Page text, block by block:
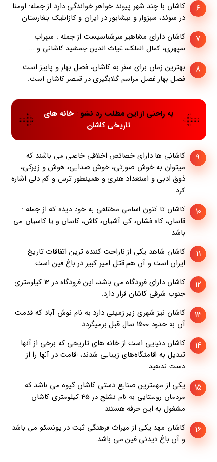
6
کاشان با چند شهر پیوند خواهر خواندگی دارد از جمله: اومئا
در سوئد، سبزوار و نیشابور در ایران و کازانلیک بلغارستان
7
کاشان دارای مشاهیر سرشناسیست از جمله : سهراب
سپهری، کمال الملک، غیاث الدین جمشید کاشانی و ...
8
بهترین زمان برای سفر به کاشان، فصل بهار و پاییز است.
فصل بهار فصل مراسم گلابگیری در قمصر کاشان است.
به راحتی از این مطلب رد نشو :خانه های
تاریخی کاشان
9
کاشانی ها دارای خصائص اخلاقی خاصی می باشند که
میتوان به خوش صورتی، خوش صدایی، هوش و زیرکی،
ذوق ادبی و استعداد هنری و همینطور ترس و کم دلی اشاره
کرد.
10
کاشان تا کنون اسامی مختلفی به خود دیده که از جمله :
قاسان، کاه فشان، کی آشیان، کاش، کاسان و یا کاسیان می
باشد
11
کاشان شاهد یکی از ناراحت کننده ترین اتفاقات تاریخ
ایران است و آن هم قتل امیر کبیر در باغ فین است.
12
کاشان دارای فرودگاه می باشد، این فرودگاه در 12 کیلومتری
جنوب شرقی کاشان قرار دارد.
13
کاشان نیز شهری زیر زمینی دارد به نام نوش آباد که قدمت
آن به حدود 1500 سال قبل برمیگردد.
14
کاشان دنیایی است از خانه های تاریخی که برخی از آنها
تبدیل به اقامتگاه‌های زیبایی شدند‌، اقامت در آنها را از
دست ندهید.
15
یکی از مهمترین صنایع دستی کاشان گیوه می باشد که
مردمان روستایی به نام نشلج در 45 کیلومتری کاشان
مشغول به این حرفه هستند
16
کاشان مهد یکی از میراث فرهنگی ثبت در یونسکو می باشد
و آن باغ دیدنی فین می باشد.